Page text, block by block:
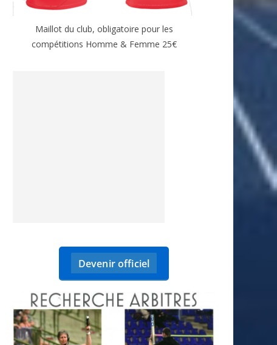
Maillot du club, obligatoire pour les
compétitions Homme & Femme 25€
Devenir officiel